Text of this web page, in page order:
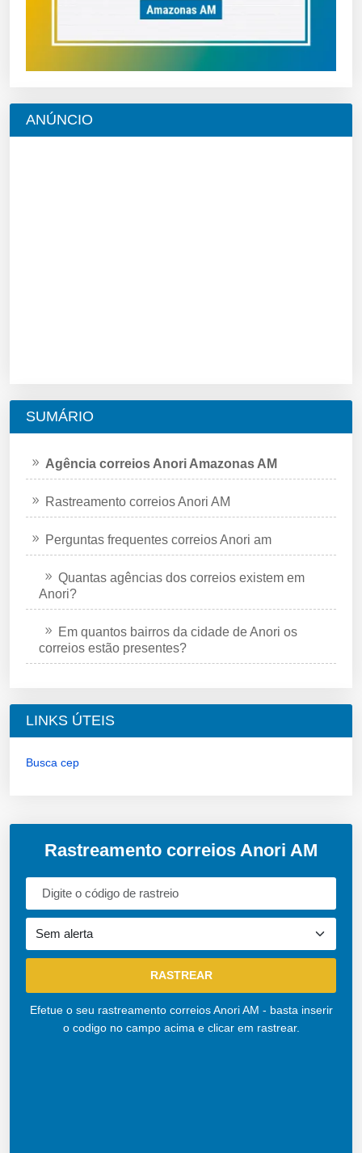
ANÚNCIO
SUMÁRIO
Agência correios Anori Amazonas AM
Rastreamento correios Anori AM
Perguntas frequentes correios Anori am
Quantas agências dos correios existem em
Anori?
Em quantos bairros da cidade de Anori os
correios estão presentes?
LINKS ÚTEIS
Busca cep
Rastreamento correios Anori AM
Efetue o seu rastreamento correios Anori AM - basta inserir
o codigo no campo acima e clicar em rastrear.